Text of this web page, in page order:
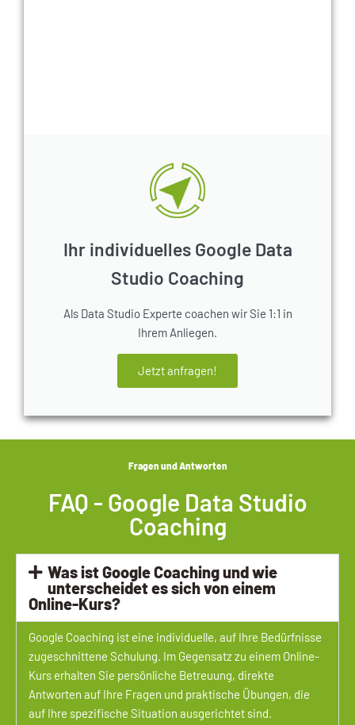
Ihr individuelles Google Data
Studio Coaching
Als Data Studio Experte coachen wir Sie 1:1 in
Ihrem Anliegen.
Jetzt anfragen!
Fragen und Antworten
FAQ - Google Data Studio
Coaching
Was ist Google Coaching und wie
unterscheidet es sich von einem
Online-Kurs?
Google Coaching ist eine individuelle, auf Ihre Bedürfnisse
zugeschnittene Schulung. Im Gegensatz zu einem Online-
Kurs erhalten Sie persönliche Betreuung, direkte
Antworten auf Ihre Fragen und praktische Übungen, die
auf Ihre spezifische Situation ausgerichtet sind.